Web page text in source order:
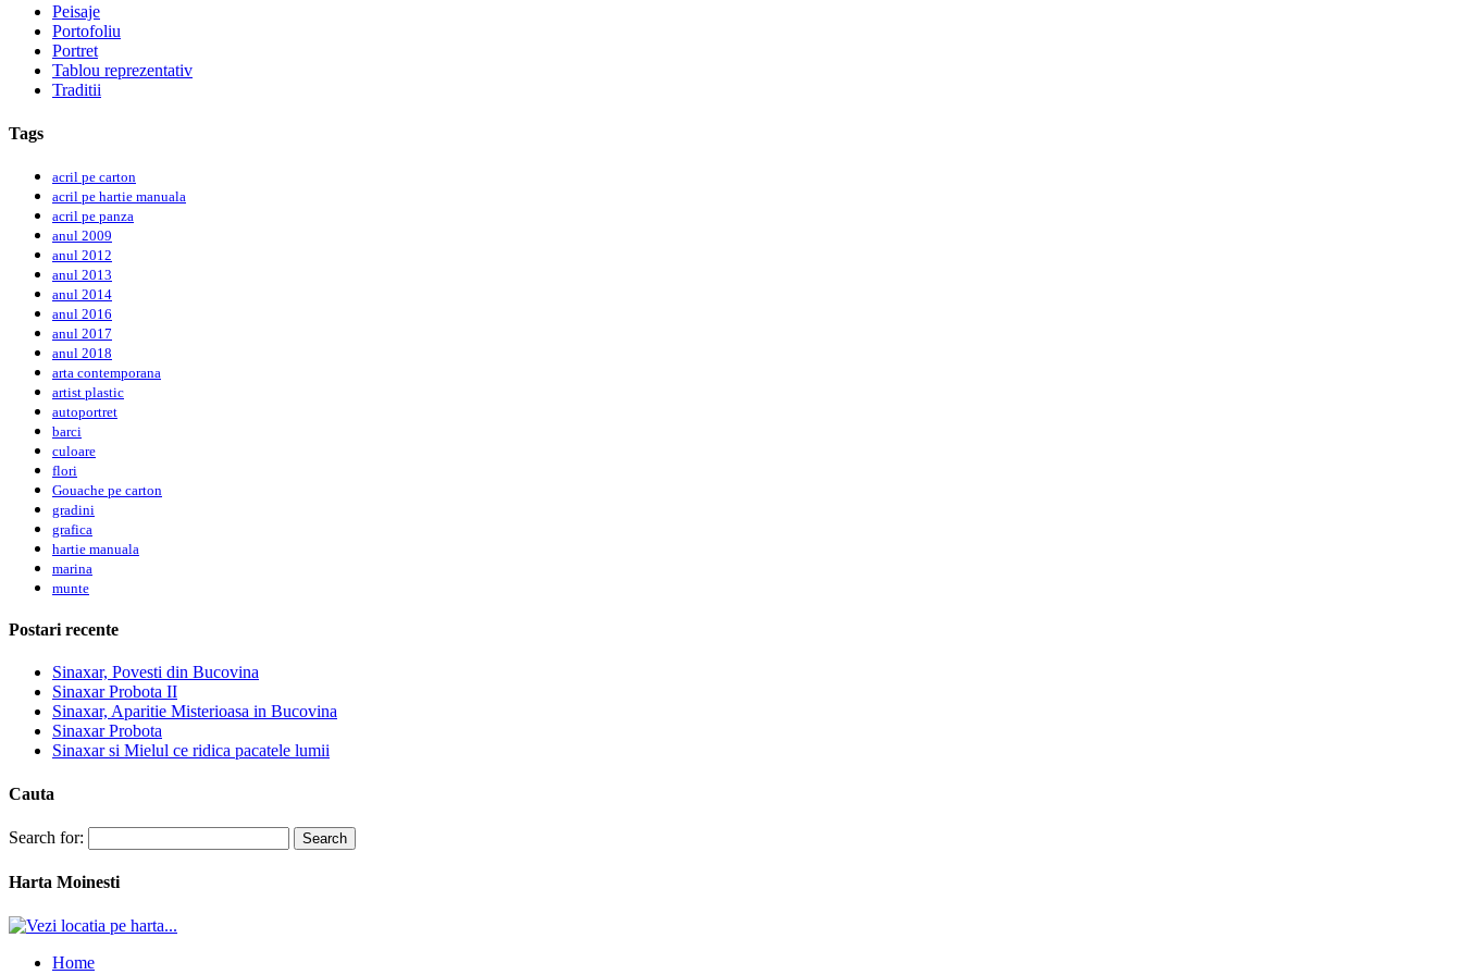
Peisaje
Portofoliu
Portret
Tablou reprezentativ
Traditii
Tags
acril pe carton
acril pe hartie manuala
acril pe panza
anul 2009
anul 2012
anul 2013
anul 2014
anul 2016
anul 2017
anul 2018
arta contemporana
artist plastic
autoportret
barci
culoare
flori
Gouache pe carton
gradini
grafica
hartie manuala
marina
munte
Postari recente
Sinaxar, Povesti din Bucovina
Sinaxar Probota II
Sinaxar, Aparitie Misterioasa in Bucovina
Sinaxar Probota
Sinaxar si Mielul ce ridica pacatele lumii
Cauta
Search for:
Harta Moinesti
Home